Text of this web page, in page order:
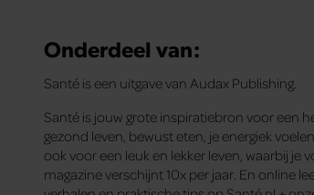
Onderdeel van:
Santé is een uitgave van Audax Publishing.
Santé is jouw grote inspiratiebron voor een
gezond leven, bewust eten, je energiek
ook voor een leuk en lekker leven, waarbij je
magazine verschijnt 10x per jaar. En online